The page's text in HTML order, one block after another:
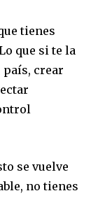
tienes
que si te la
país, crear
se vuelve
no tienes